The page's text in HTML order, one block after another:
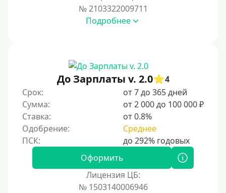
Под ПТС по доверенности
Цель
На Новый Год
Для исправления кредитной истории
На погашение других займов
До зарплаты
№ 2103322009711
Подробнее
До Зарплаты v. 2.0
4
Срок:
от 7 до 365 дней
Сумма:
от 2 000 до 100 000 ₽
Ставка:
от 0.8%
Одобрение:
Среднее
Оформить
Лицензия ЦБ:
№ 1503140006946